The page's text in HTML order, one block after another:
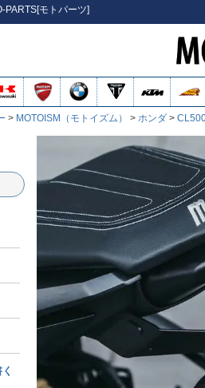
PARTS[モトパーツ]
MOTOISM（モトイズム） ホンダ